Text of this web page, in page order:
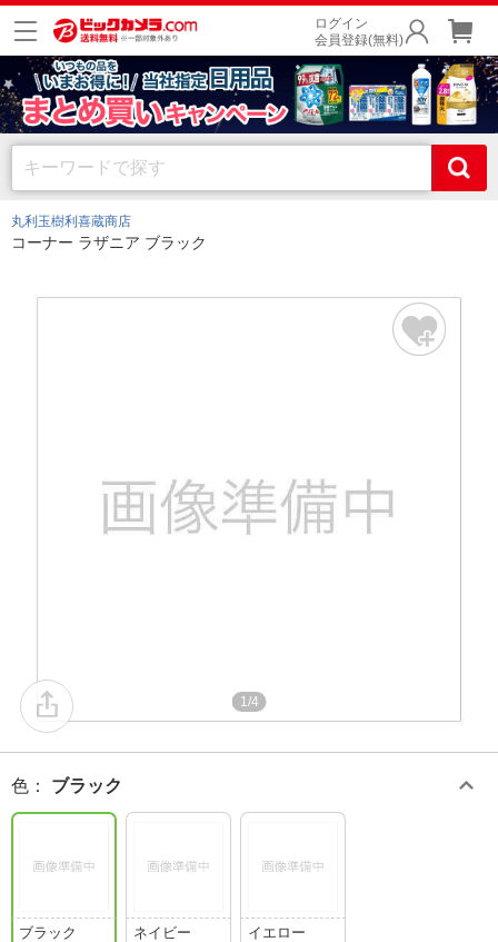
ログイン
会員登録(無料)
丸利玉樹利喜蔵商店
コーナー ラザニア ブラック
1/4
色 ： ブラック
ブラック ネイビー イエロー